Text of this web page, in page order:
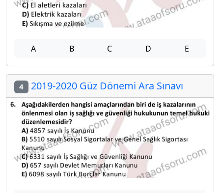
A B C D E
4 2019-2020 Güz Dönemi Ara Sınavı